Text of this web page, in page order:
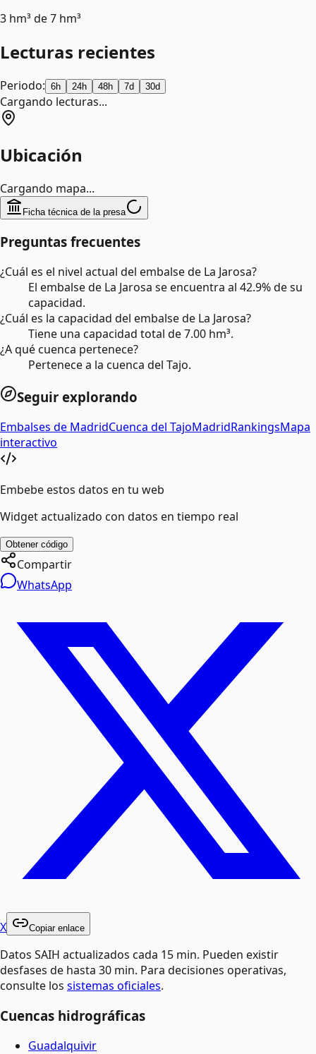
3 hm³ de7 hm³
Lecturas recientes
Periodo: 6h 24h 48h 7d 30d
Cargando lecturas...
Ubicación
Cargando mapa...
Ficha técnica de la presa
Preguntas frecuentes
¿Cuál es el nivel actual del embalse de La Jarosa?
El embalse de La Jarosa se encuentra al 42.9% de su
capacidad.
¿Cuál es la capacidad del embalse de La Jarosa?
Tiene una capacidad total de 7.00 hm³.
¿A qué cuenca pertenece?
Pertenece a la cuenca del Tajo.
Seguir explorando
Embalses de MadridCuenca del TajoMadridRankingsMapa
interactivo
Embebe estos datos en tu web
Widget actualizado con datos en tiempo real
Obtener código
Compartir
WhatsApp
X Copiar enlace
Datos SAIH actualizados cada 15 min. Pueden existir
desfases de hasta 30 min. Para decisiones operativas,
consulte los sistemas oficiales.
Cuencas hidrográficas
Guadalquivir